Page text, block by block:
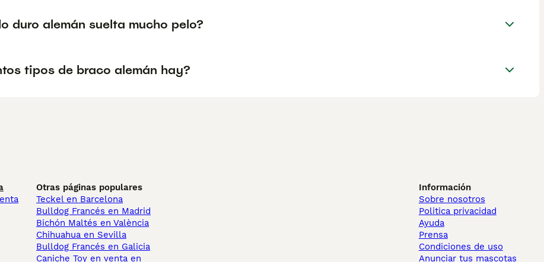
duro alemán suelta mucho pelo?
tipos de braco alemán hay?
Otras páginas populares
Teckel en Barcelona
Bulldog Francés en Madrid
Bichón Maltés en València
Chihuahua en Sevilla
Bulldog Francés en Galicia
Caniche Toy en venta en
Información
Sobre nosotros
Politica privacidad
Ayuda
Prensa
Condiciones de uso
Anunciar tus mascotas